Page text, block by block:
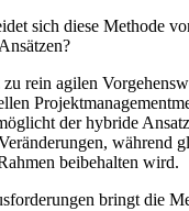
sich diese Methode
zu rein agilen
der hybride
während
beibehalten wird.
bringt die